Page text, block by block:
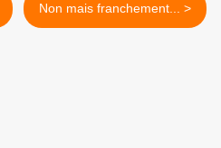
Non mais franchement... >